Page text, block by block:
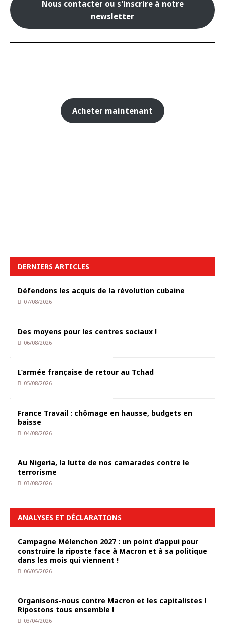
Nous contacter ou s'inscrire à notre
newsletter
Acheter maintenant
DERNIERS ARTICLES
Défendons les acquis de la révolution cubaine
07/08/2026
Des moyens pour les centres sociaux !
06/08/2026
L’armée française de retour au Tchad
05/08/2026
France Travail : chômage en hausse, budgets en
baisse
04/08/2026
Au Nigeria, la lutte de nos camarades contre le
terrorisme
03/08/2026
ANALYSES ET DÉCLARATIONS
Campagne Mélenchon 2027 : un point d’appui pour
construire la riposte face à Macron et à sa politique
dans les mois qui viennent !
06/05/2026
Organisons-nous contre Macron et les capitalistes !
Ripostons tous ensemble !
03/04/2026